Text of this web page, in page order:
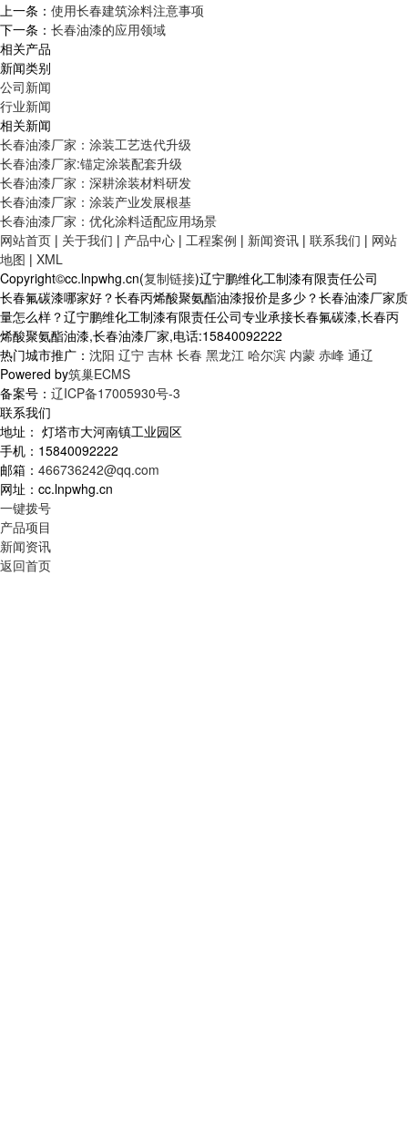
上一条： 使用长春建筑涂料注意事项
下一条： 长春油漆的应用领域
相关产品
新闻类别
公司新闻
行业新闻
相关新闻
长春油漆厂家：涂装工艺迭代升级
长春油漆厂家:锚定涂装配套升级
长春油漆厂家：深耕涂装材料研发
长春油漆厂家：涂装产业发展根基
长春油漆厂家：优化涂料适配应用场景
网站首页 | 关于我们 | 产品中心 | 工程案例 | 新闻资讯 | 联系我们 | 网站
地图 | XML
Copyright©cc.lnpwhg.cn(复制链接)辽宁鹏维化工制漆有限责任公司
长春氟碳漆哪家好？长春丙烯酸聚氨酯油漆报价是多少？长春油漆厂家质
量怎么样？辽宁鹏维化工制漆有限责任公司专业承接长春氟碳漆,长春丙
烯酸聚氨酯油漆,长春油漆厂家,电话:15840092222
热门城市推广： 沈阳 辽宁 吉林 长春 黑龙江 哈尔滨 内蒙 赤峰 通辽
Powered by筑巢ECMS
备案号： 辽ICP备17005930号-3
联系我们
地址： 灯塔市大河南镇工业园区
手机：15840092222
邮箱： 466736242@qq.com
网址：cc.lnpwhg.cn
一键拨号
产品项目
新闻资讯
返回首页